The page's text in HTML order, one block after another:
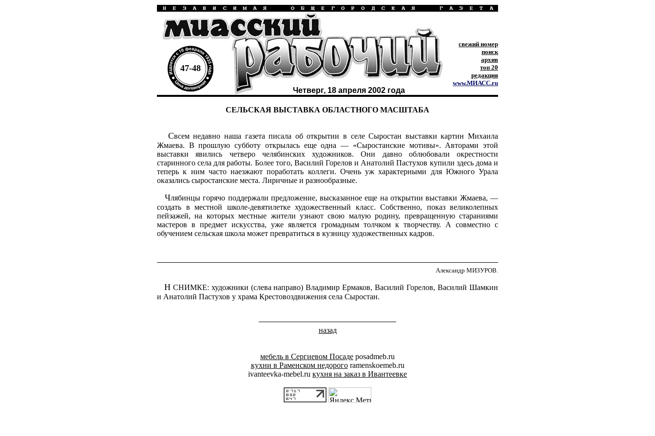
свежий номер
поиск
архив
топ 20
редакция
www.МИАСС.ru
47-48
Четверг, 18 апреля 2002 года
СЕЛЬСКАЯ ВЫСТАВКА ОБЛАСТНОГО МАСШТАБА
Свсем недавно наша газета писала об открытии в селе Сыростан выставки картин Михаила
Жмаева. В прошлую субботу открылась еще одна — «Сыростанские мотивы». Авторами этой
выставки явились четверо челябинских художников. Они давно облюбовали окрестности
старинного села для работы. Более того, Василий Горелов и Анатолий Пастухов купили здесь дома и
теперь к ним часто наезжают поработать коллеги. Очень уж характерными для Южного Урала
оказались сыростанские места. Лиричные и разнообразные.
Члябинцы горячо поддержали предложение, высказанное еще на открытии выставки Жмаева, —
создать в местной школе-девятилетке художественный класс. Собственно, показ великолепных
пейзажей, на которых местные жители узнают свою малую родину, превращенную стараниями
мастеров в предмет искусства, уже является громадным толчком к творчеству. А совместно с
обучением сельская школа может превратиться в кузницу художественных кадров.
Александр МИЗУРОВ.
НСНИМКЕ: художники (слева направо) Владимир Ермаков, Василий Горелов, Василий Шамкин
и Анатолий Пастухов у храма Крестовоздвижения села Сыростан.
назад
мебель в Сергиевом Посаде posadmeb.ru
кухни в Раменском недорогоramenskoemeb.ru
ivanteevka-mebel.ru кухня на заказ в Ивантеевке